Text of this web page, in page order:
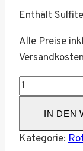
Enthält Sulfite
Alle Preise
Versandkosten
2021er
Rheingauer
Rotwein
IN DEN
Kategorie: